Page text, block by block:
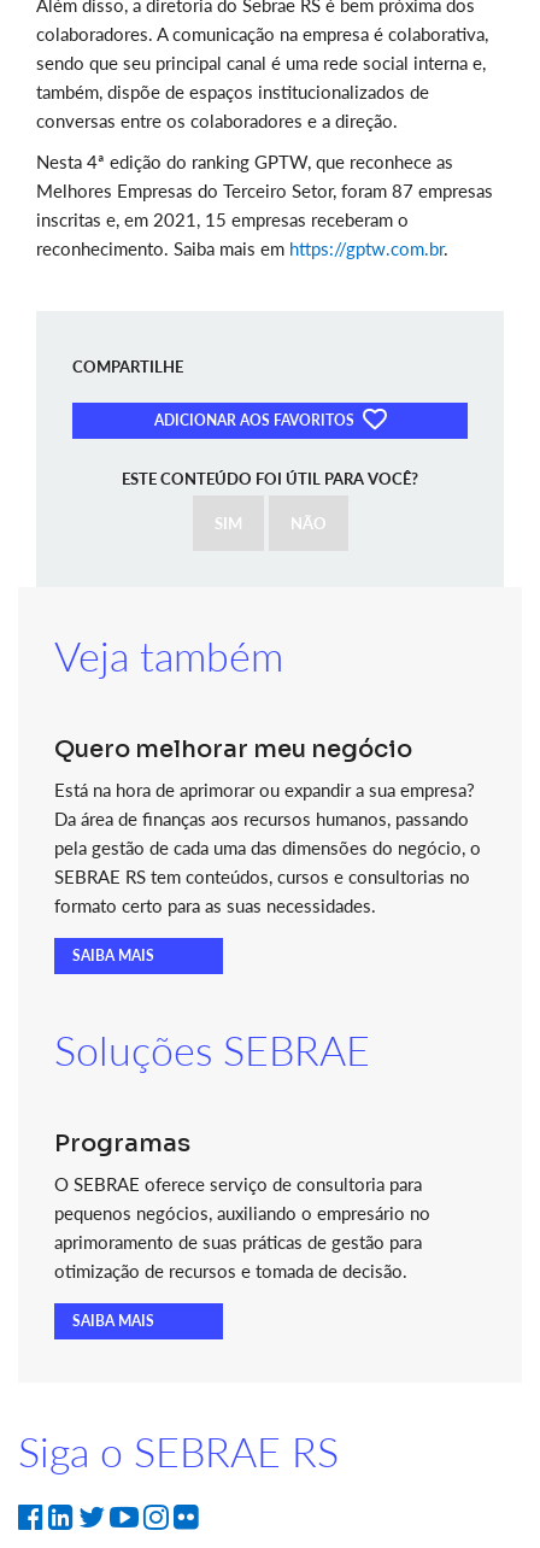
Além disso, a diretoria do Sebrae RS é bem próxima dos
colaboradores. A comunicação na empresa é colaborativa,
sendo que seu principal canal é uma rede social interna e,
também, dispõe de espaços institucionalizados de
conversas entre os colaboradores e a direção.
Nesta 4ª edição do ranking GPTW, que reconhece as
Melhores Empresas do Terceiro Setor, foram 87 empresas
inscritas e, em 2021, 15 empresas receberam o
reconhecimento. Saiba mais em https://gptw.com.br.
COMPARTILHE
ADICIONAR AOS FAVORITOS
ESTE CONTEÚDO FOI ÚTIL PARA VOCÊ?
SIM NÃO
Veja também
Quero melhorar meu negócio
Está na hora de aprimorar ou expandir a sua empresa?
Da área de finanças aos recursos humanos, passando
pela gestão de cada uma das dimensões do negócio, o
SEBRAE RS tem conteúdos, cursos e consultorias no
formato certo para as suas necessidades.
SAIBA MAIS
Soluções SEBRAE
Programas
O SEBRAE oferece serviço de consultoria para
pequenos negócios, auxiliando o empresário no
aprimoramento de suas práticas de gestão para
otimização de recursos e tomada de decisão.
SAIBA MAIS
Siga o SEBRAE RS